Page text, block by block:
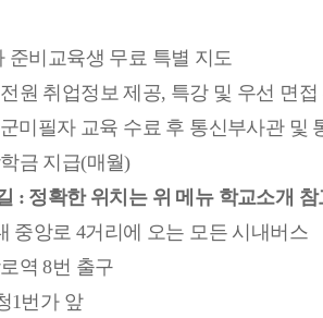
준비교육생 무료 특별 지도
원 취업정보 제공, 특강 및 우선 면접
미필자 교육 수료 후 통신부사관 및
금 지급(매월)
: 정확한 위치는 위 메뉴 학교소개 참
중앙로 4거리에 오는 모든 시내버스
역 8번 출구
1번가 앞